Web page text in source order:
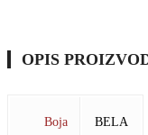
OPIS
Boja BELA